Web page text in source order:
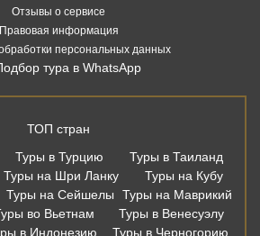
Отзывы о сервисе
Правовая информация
персональных данных
тура в WhatsApp
ТОП стран
Туры в Турцию
Туры в Таиланд
Туры на Шри Ланку
Туры на Кубу
Туры на Сейшелы
Туры на Маврикий
во Вьетнам
Туры в Венесуэлу
в Индонезию
Туры в Черногорию